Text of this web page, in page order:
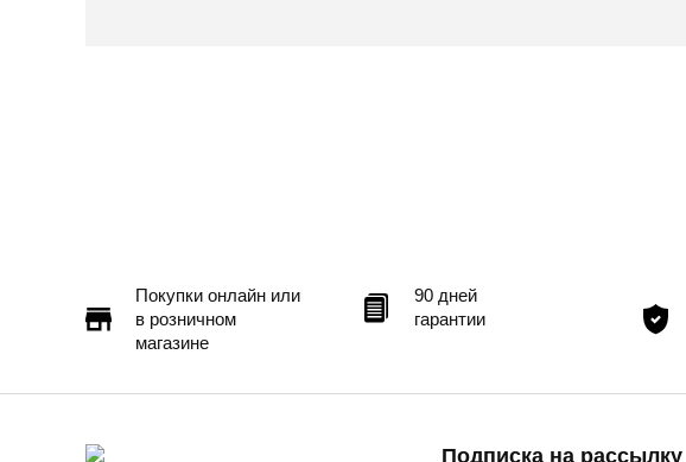
Покупки онлайн или
в розничном
магазине
90 дней
гарантии
Подписка на рассылку